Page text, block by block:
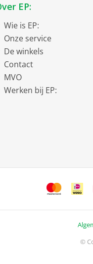
EP:
Wie is EP:
Onze service
De winkels
Contact
MVO
Werken bij EP:
©